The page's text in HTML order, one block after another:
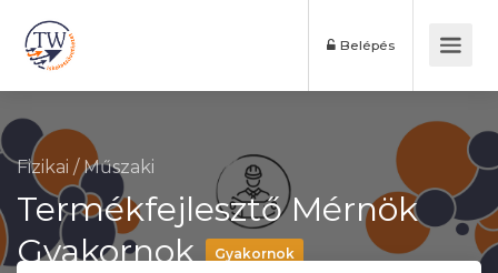
Belépés
Fizikai /Műszaki
Termékfejlesztő Mérnök
Gyakornok
Gyakornok